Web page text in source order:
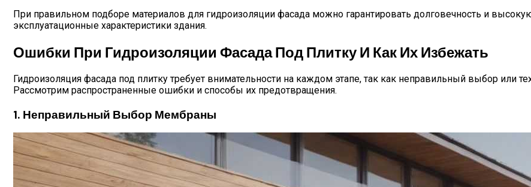
При правильном подборе материалов для гидроизоляции фасада можно гарантировать долговечность и
эксплуатационные характеристики здания.
Ошибки При Гидроизоляции Фасада Под Плитку И Как Их Избежать
Гидроизоляция фасада под плитку требует внимательности на каждом этапе, так как неправильный выбор или
Рассмотрим распространенные ошибки и способы их предотвращения.
1. Неправильный Выбор Мембраны